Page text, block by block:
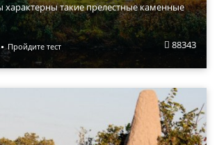
характерны такие прелестные каменные
88343
Пройдите тест